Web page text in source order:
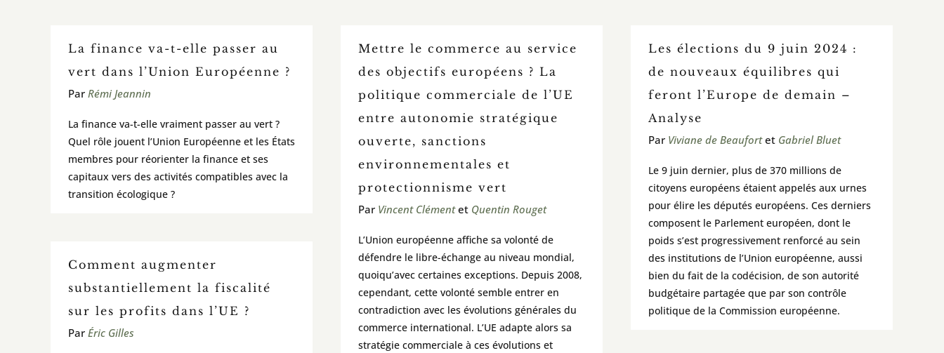
La finance va-t-elle passer au
vert dans l’Union Européenne ?
Par Rémi Jeannin
La finance va-t-elle vraiment passer au vert ?
Quel rôle jouent l’Union Européenne et les États
membres pour réorienter la finance et ses
capitaux vers des activités compatibles avec la
transition écologique ?
Mettre le commerce au service
des objectifs européens ? La
politique commerciale de l’UE
entre autonomie stratégique
ouverte, sanctions
environnementales et
protectionnisme vert
Par Vincent Clémentet Quentin Rouget
L’Union européenne affiche sa volonté de
défendre le libre-échange au niveau mondial,
quoiqu’avec certaines exceptions. Depuis 2008,
cependant, cette volonté semble entrer en
contradiction avec les évolutions générales du
commerce international. L’UE adapte alors sa
stratégie commerciale à ces évolutions et
Les élections du 9 juin 2024 :
de nouveaux équilibres qui
feront l’Europe de demain –
Analyse
Par Viviane de Beaufortet Gabriel Bluet
Le 9 juin dernier, plus de 370 millions de
citoyens européens étaient appelés aux urnes
pour élire les députés européens. Ces derniers
composent le Parlement européen, dont le
poids s’est progressivement renforcé au sein
des institutions de l’Union européenne, aussi
bien du fait de la codécision, de son autorité
budgétaire partagée que par son contrôle
politique de la Commission européenne.
Comment augmenter
substantiellement la fiscalité
sur les profits dans l’UE ?
Par Éric Gilles